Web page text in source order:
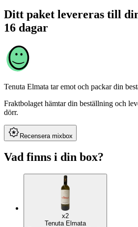
Ditt paket levereras till
16 dagar
Tenuta Elmata tar emot och packar din
Fraktbolaget hämtar din beställning och
dörr.
Recensera mixbox
Vad finns i din box?
x2
Tenuta Elmata